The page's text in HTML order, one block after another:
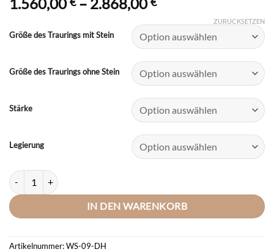
1.560,00 €
bis
2.868,00 €
Größe des Traurings mit Stein
Größe des Traurings ohne Stein
Stärke
Legierung
ZURÜCKSETZEN
DOOSTI Trauring / Ehering LINES Weißgold mit Brillanten - inkl.
IN DEN WARENKORB
Artikelnummer:WS-09-DH